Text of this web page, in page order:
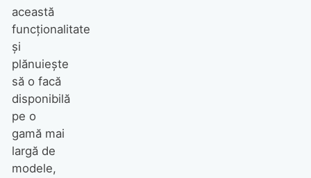
această
funcționalitate
și
plănuiește
să o facă
disponibilă
pe o
gamă mai
largă de
modele,